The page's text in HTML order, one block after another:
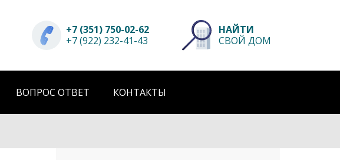
+7 (351) 750-02-62
+7 (922) 232-41-43
НАЙТИ
СВОЙ ДОМ
ВОПРОС ОТВЕТ КОНТАКТЫ